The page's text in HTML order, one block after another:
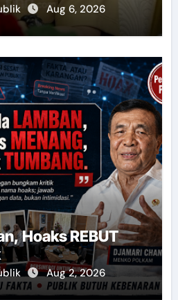
Aug 6, 2026
Hoaks REBUT
Aug 2, 2026